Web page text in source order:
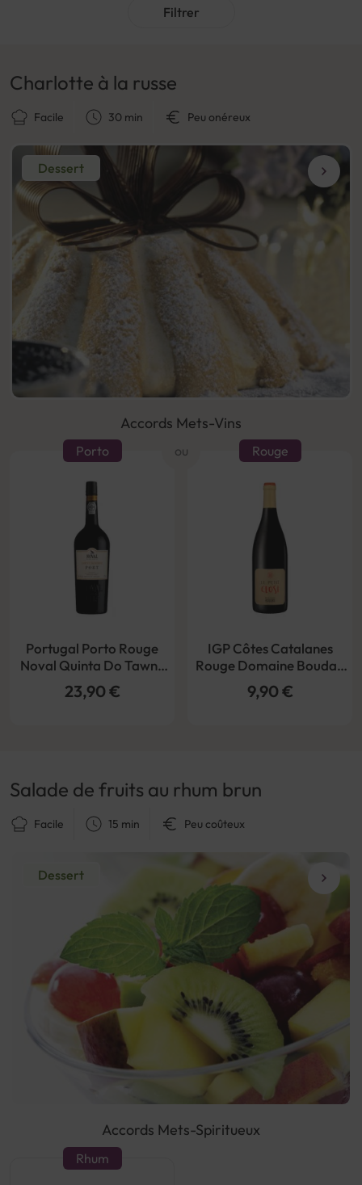
Filtrer
Dessert
Charlotte à la russe
Facile 30 min Peu onéreux
Accords Mets-Vins
ou
Porto
Portugal Porto Rouge
Noval Quinta Do Tawny
Reserve 20°
23,90 €
Rouge
IGP Côtes Catalanes
Rouge Domaine Boudau
Le petit Closi Bio 2023
9,90 €
Dessert
Salade de fruits au rhum brun
Facile 15 min Peu coûteux
Accords Mets-Spiritueux
Rhum